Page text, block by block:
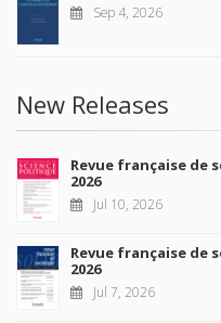
Sep 4, 2026
New Releases
Revue française de
2026
Jul 10, 2026
Revue française de
2026
Jul 7, 2026